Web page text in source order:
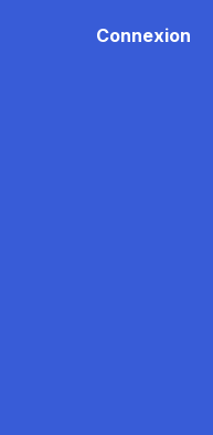
Connexion